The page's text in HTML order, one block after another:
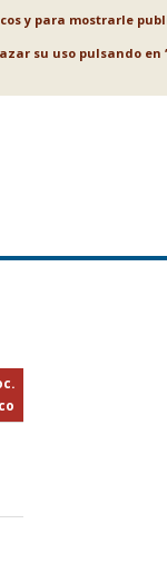
y para mostrarle
su uso pulsando en